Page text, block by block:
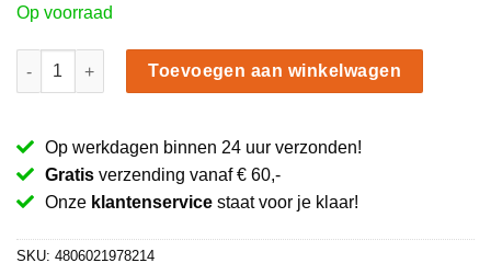
Op voorraad
Roodbruine Vos meisje knuffel 23 cm aantal
Toevoegen aan winkelwagen
Op werkdagen binnen 24 uur verzonden!
Gratis verzending vanaf € 60,-
Onze klantenservice staat voor je klaar!
SKU: 4806021978214